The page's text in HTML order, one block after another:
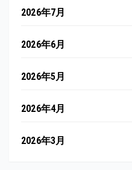
2026年7月
2026年6月
2026年5月
2026年4月
2026年3月